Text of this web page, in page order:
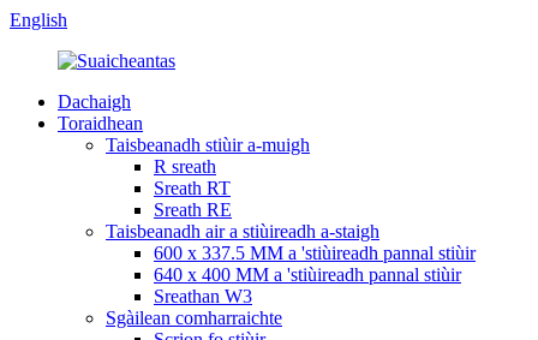
English
Dachaigh
Toraidhean
Taisbeanadh stiùir a-muigh
R sreath
Sreath RT
Sreath RE
Taisbeanadh air a stiùireadh a-staigh
600 x 337.5 MM a 'stiùireadh pannal stiùir
640 x 400 MM a 'stiùireadh pannal stiùir
Sreathan W3
Sgàilean comharraichte